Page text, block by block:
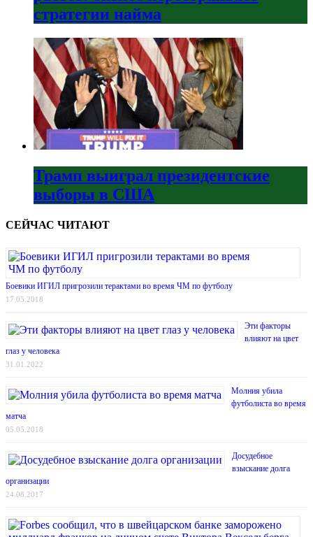
стратегии найма
Трамп выиграл президентские
выборы в США
СЕЙЧАС ЧИТАЮТ
Боевики ИГИЛ пригрозили терактами во время ЧМ по футболу
17.05.2018
Эти факторы
влияют на цвет
глаз у человека
31.01.2022
Молния убила
футболиста во время
матча
05.05.2018
Досудебное
взыскание долга
организации
24.08.2017